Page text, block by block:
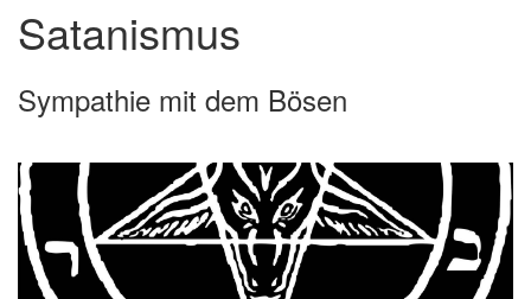
Satanismus
Sympathie mit dem Bösen